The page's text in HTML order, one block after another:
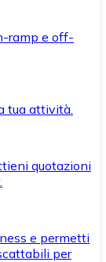
ramp e off-
tua attività.
quotazioni
e permetti
per